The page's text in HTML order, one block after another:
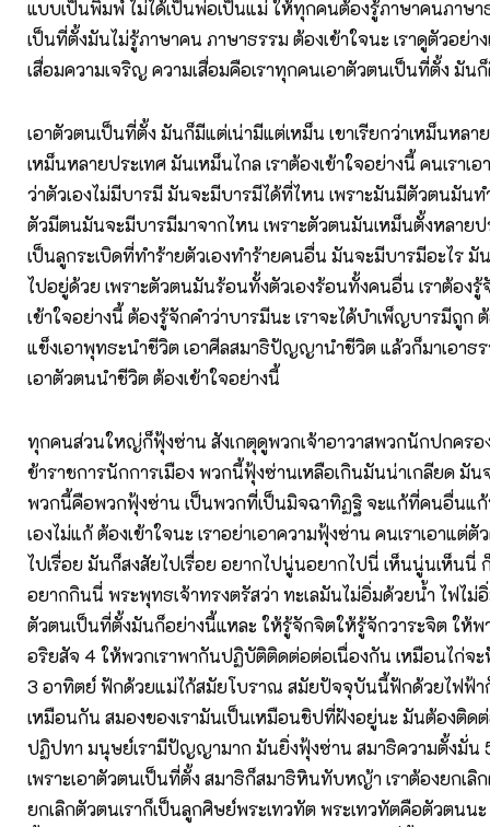
แบบเป็นพิมพ์ ไม่ได้เป็นพ่อเป็นแม่ ให้ทุกคนต้องรู้ภาษาคนภาษา
เป็นที่ตั้งมันไม่รู้ภาษาคน ภาษาธรรม ต้องเข้าใจนะ เราดูตัวอย่า
เสื่อมความเจริญ ความเสื่อมคือเราทุกคนเอาตัวตนเป็นที่ตั้ง มัน
เอาตัวตนเป็นที่ตั้ง มันก็มีแต่เน่ามีแต่เหม็น เขาเรียกว่าเหม็นหล
เหม็นหลายประเทศ มันเหม็นไกล เราต้องเข้าใจอย่างนี้ คนเราเ
ว่าตัวเองไม่มีบารมี มันจะมีบารมีได้ที่ไหน เพราะมันมีตัวตนมัน
ตัวมีตนมันจะมีบารมีมาจากไหน เพราะตัวตนมันเหม็นตั้งหลาย
เป็นลูกระเบิดที่ทำร้ายตัวเองทำร้ายคนอื่น มันจะมีบารมีอะไร มั
ไปอยู่ด้วย เพราะตัวตนมันร้อนทั้งตัวเองร้อนทั้งคนอื่น เราต้องรู้
เข้าใจอย่างนี้ ต้องรู้จักคำว่าบารมีนะ เราจะได้บำเพ็ญบารมีถูก
แข็งเอาพุทธะนำชีวิต เอาศีลสมาธิปัญญานำชีวิต แล้วก็มาเอาธ
เอาตัวตนนำชีวิต ต้องเข้าใจอย่างนี้
ทุกคนส่วนใหญ่ก็ฟุ้งซ่าน สังเกตุดูพวกเจ้าอาวาสพวกนักปกครอ
ข้าราชการนักการเมือง พวกนี้ฟุ้งซ่านเหลือเกินมันน่าเกลียด มั
พวกนี้คือพวกฟุ้งซ่าน เป็นพวกที่เป็นมิจฉาทิฏฐิ จะแก้ที่คนอื่นแ
เองไม่แก้ ต้องเข้าใจนะ เราอย่าเอาความฟุ้งซ่าน คนเราเอาแต่
ไปเรื่อย มันก็สงสัยไปเรื่อย อยากไปนู่นอยากไปนี่ เห็นนู่นเห็นนี่
อยากกินนี่ พระพุทธเจ้าทรงตรัสว่า ทะเลมันไม่อิ่มด้วยน้ำ ไฟไม่อิ่
ตัวตนเป็นที่ตั้งมันก็อย่างนี้แหละ ให้รู้จักจิตให้รู้จักวาระจิต ให้พ
อริยสัจ 4 ให้พวกเราพากันปฏิบัติติดต่อต่อเนื่องกัน เหมือนไก่จะ
3 อาทิตย์ ฟักด้วยแม่ไก้สมัยโบราณ สมัยปัจจุบันนี้ฟักด้วยไฟฟ้า
เหมือนกัน สมองของเรามันเป็นเหมือนชิปที่ฝังอยู่นะ มันต้องติด
ปฏิปทา มนุษย์เรามีปัญญามาก มันยิ่งฟุ้งซ่าน สมาธิความตั้งมั่น
เพราะเอาตัวตนเป็นที่ตั้ง สมาธิก็สมาธิหินทับหญ้า เราต้องยกเลิก
ยกเลิกตัวตนเราก็เป็นลูกศิษย์พระเทวทัต พระเทวทัตคือตัวตนน